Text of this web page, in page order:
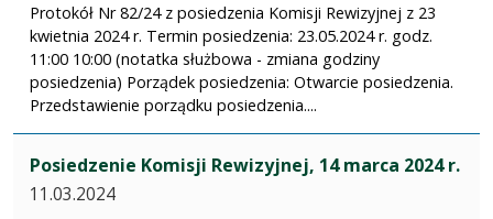
Protokół Nr 82/24 z posiedzenia Komisji Rewizyjnej z 23
kwietnia 2024 r. Termin posiedzenia: 23.05.2024 r. godz.
11:00 10:00 (notatka służbowa - zmiana godziny
posiedzenia) Porządek posiedzenia: Otwarcie posiedzenia.
Przedstawienie porządku posiedzenia....
Posiedzenie Komisji Rewizyjnej, 14 marca 2024 r.
11.03.2024